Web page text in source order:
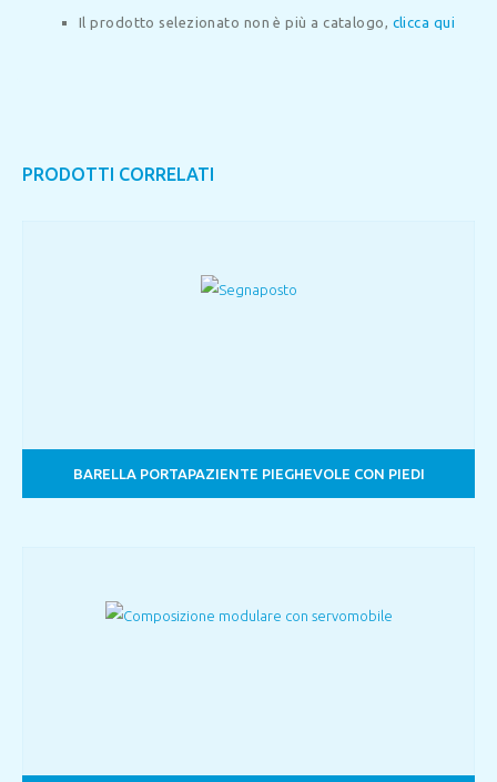
Il prodotto selezionato non è più a catalogo, clicca qui
PRODOTTI CORRELATI
BARELLA PORTAPAZIENTE PIEGHEVOLE CON PIEDI